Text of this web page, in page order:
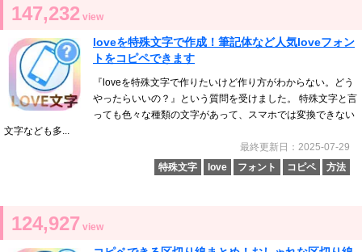
147,232 view
loveを特殊文字で作成！筆記体など人気loveフォン
トをコピペできます
『loveを特殊文字で作りたいけど作り方がわからない。どう
やったらいいの？』という質問を受けました。 特殊文字と言
っても色々な種類の文字があって、スマホでは変換できない
文字なども多...
最終更新日：2025-07-29
特殊文字
love フォント コピペ 方法
124,927 view